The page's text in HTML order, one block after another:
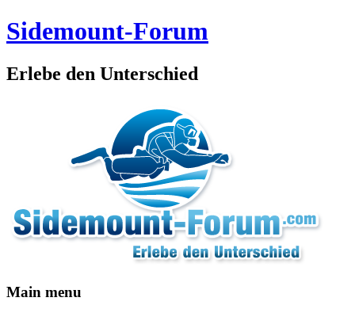
Sidemount-Forum
Erlebe den Unterschied
Main menu